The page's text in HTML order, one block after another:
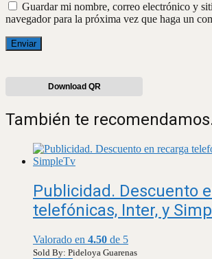
Guardar mi nombre, correo electrónico y
navegador para la próxima vez que haga un
Download QR
También te
Publicidad. Descuento
telefónicas, Inter, y
Valorado en 4.50 de 5
Sold By: Pideloya Guarenas